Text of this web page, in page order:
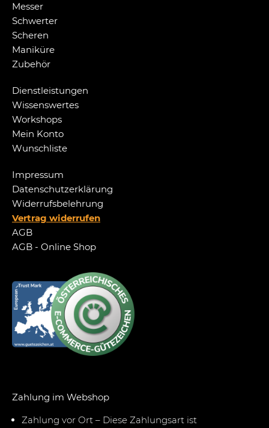
Messer
Schwerter
Scheren
Maniküre
Zubehör
Dienstleistungen
Wissenswertes
Workshops
Mein Konto
Wunschliste
Impressum
Datenschutzerklärung
Widerrufsbelehrung
Vertrag widerrufen
AGB
AGB - Online Shop
Zahlung im Webshop
Zahlung vor Ort – Diese Zahlungsart ist